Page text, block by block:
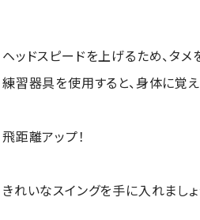
ヘッドスピードを上げるため、タメ
練習器具を使用すると、身体に覚
飛距離アップ！
きれいなスイングを手に入れまし